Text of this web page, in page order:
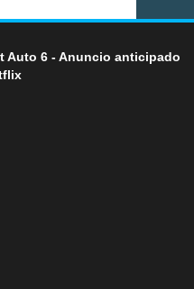
Auto 6 - Anuncio anticipado